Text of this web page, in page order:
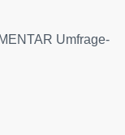
Umfrage-